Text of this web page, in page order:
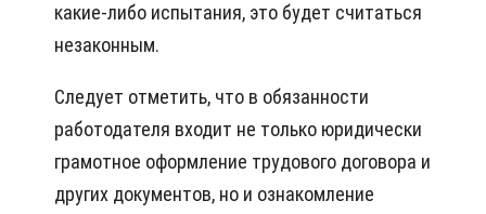
какие-либо испытания, это будет считаться
незаконным.
Следует отметить, что в обязанности
работодателя входит не только юридически
грамотное оформление трудового договора и
других документов, но и ознакомление